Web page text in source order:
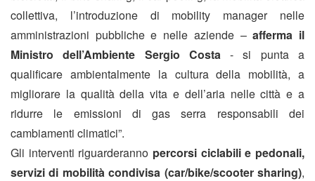
collettiva, l’introduzione di mobility manager nelle
amministrazioni pubbliche e nelle aziende –afferma il
Ministro dell’Ambiente Sergio Costa- si punta a
qualificare ambientalmente la cultura della mobilità, a
migliorare la qualità della vita e dell’aria nelle città e a
ridurre le emissioni di gas serra responsabili dei
cambiamenti climatici”.
Gli interventi riguarderanno percorsi ciclabili e pedonali,
servizi di mobilità condivisa (car/bike/scooter sharing),